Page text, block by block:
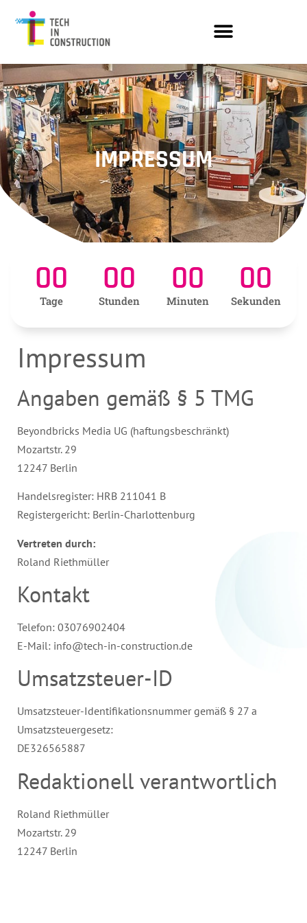
IMPRESSUM
00
Tage
00
Stunden
00
Minuten
00
Sekunden
Impressum
Angaben gemäß § 5 TMG
Beyondbricks Media UG (haftungsbeschränkt)
Mozartstr. 29
12247 Berlin
Handelsregister: HRB 211041 B
Registergericht: Berlin-Charlottenburg
Vertreten durch:
Roland Riethmüller
Kontakt
Telefon: 03076902404
E-Mail: info@tech-in-construction.de
Umsatzsteuer-ID
Umsatzsteuer-Identifikationsnummer gemäß § 27 a
Umsatzsteuergesetz:
DE326565887
Redaktionell verantwortlich
Roland Riethmüller
Mozartstr. 29
12247 Berlin